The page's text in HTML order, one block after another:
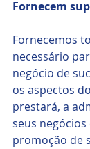
Fornecem
Fornecemos
necessário
negócio de
os aspectos
prestará, a
seus
promoção de